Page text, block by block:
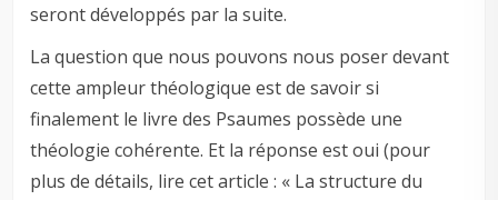
seront développés par la suite.
La question que nous pouvons nous poser devant
cette ampleur théologique est de savoir si
finalement le livre des Psaumes possède une
théologie cohérente. Et la réponse est oui (pour
plus de détails, lire cet article : « La structure du